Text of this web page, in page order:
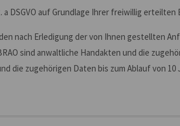
DSGVO auf Grundlage Ihrer freiwillig erteilten
nach Erledigung der von Ihnen gestellten
sind anwaltliche Handakten und die
die zugehörigen Daten bis zum Ablauf von 10